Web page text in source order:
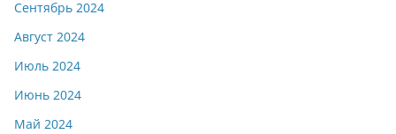
Сентябрь 2024
Август 2024
Июль 2024
Июнь 2024
Май 2024